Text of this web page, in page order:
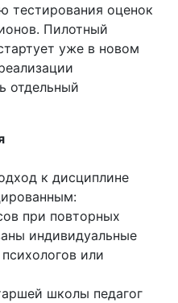
тестирования оценок
Пилотный
уже в новом
отдельный
к дисциплине
при повторных
индивидуальные
или
школы педагог